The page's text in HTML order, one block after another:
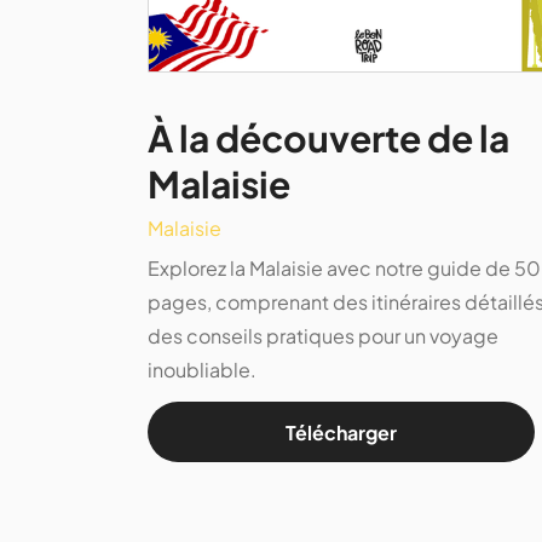
À la découverte de la
Malaisie
Malaisie
Explorez la Malaisie avec notre guide de 50
pages, comprenant des itinéraires
des conseils pratiques pour un voyage
inoubliable.
Télécharger